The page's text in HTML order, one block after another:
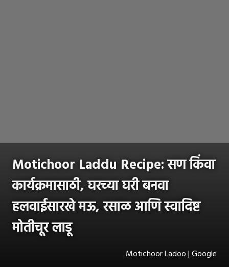
Motichoor Laddu Recipe: सण किंवा
कार्यक्रमासाठी, घरच्या घरी बनवा
हलवाईसारखे मऊ, रसाळ आणि स्वादिष्ट
मोतीचूर लाडू
Motichoor Ladoo | Google